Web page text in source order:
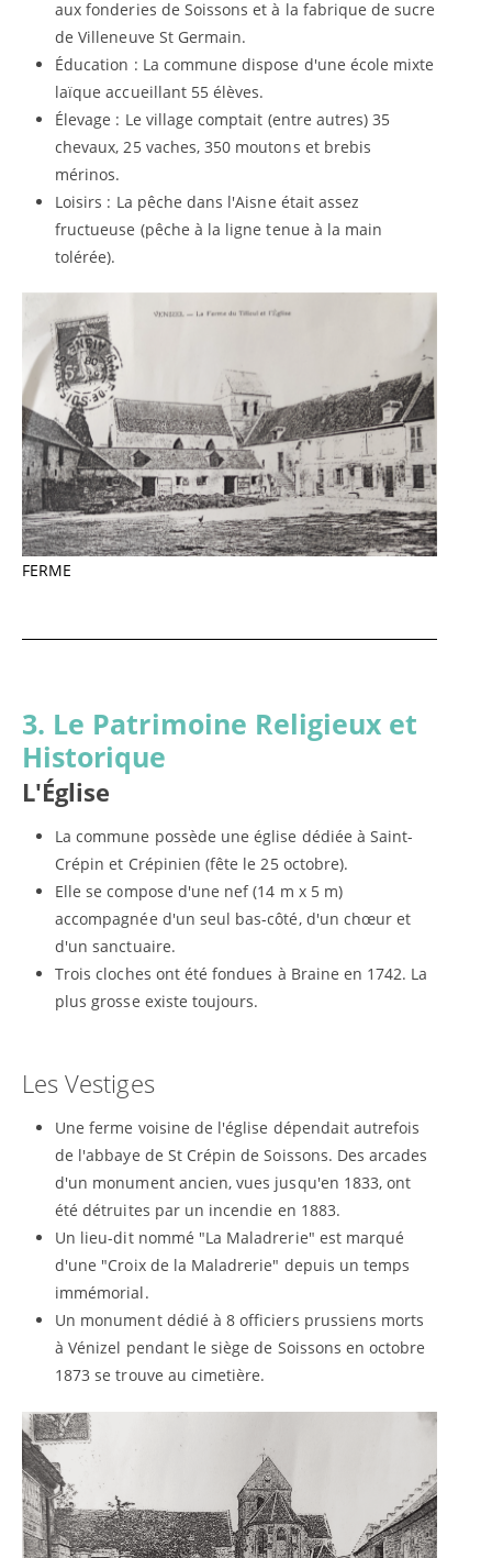
aux fonderies de Soissons et à la fabrique de sucre
de Villeneuve St Germain.
Éducation : La commune dispose d'une école mixte
laïque accueillant 55 élèves.
Élevage : Le village comptait (entre autres) 35
chevaux, 25 vaches, 350 moutons et brebis
mérinos.
Loisirs : La pêche dans l'Aisne était assez
fructueuse (pêche à la ligne tenue à la main
tolérée).
FERME
3. Le Patrimoine Religieux et
Historique
L'Église
La commune possède une église dédiée à Saint-
Crépin et Crépinien (fête le 25 octobre).
Elle se compose d'une nef (14 m x 5 m)
accompagnée d'un seul bas-côté, d'un chœur et
d'un sanctuaire.
Trois cloches ont été fondues à Braine en 1742. La
plus grosse existe toujours.
Les Vestiges
Une ferme voisine de l'église dépendait autrefois
de l'abbaye de St Crépin de Soissons. Des arcades
d'un monument ancien, vues jusqu'en 1833, ont
été détruites par un incendie en 1883.
Un lieu-dit nommé "La Maladrerie" est marqué
d'une "Croix de la Maladrerie" depuis un temps
immémorial.
Un monument dédié à 8 officiers prussiens morts
à Vénizel pendant le siège de Soissons en octobre
1873 se trouve au cimetière.